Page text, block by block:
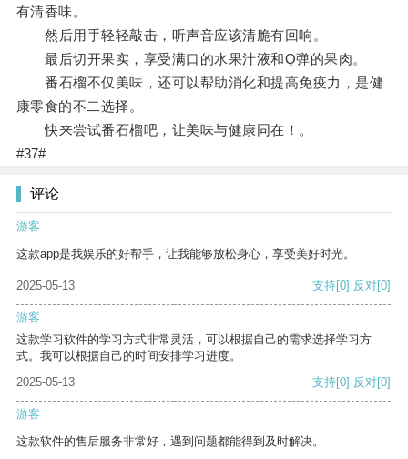
有清香味。
然后用手轻轻敲击，听声音应该清脆有回响。
最后切开果实，享受满口的水果汁液和Q弹的果肉。
番石榴不仅美味，还可以帮助消化和提高免疫力，是健
康零食的不二选择。
快来尝试番石榴吧，让美味与健康同在！。
#37#
评论
游客
这款app是我娱乐的好帮手，让我能够放松身心，享受美好时光。
2025-05-13 支持[0] 反对[0]
游客
这款学习软件的学习方式非常灵活，可以根据自己的需求选择学习方
式。我可以根据自己的时间安排学习进度。
2025-05-13
支持[0] 反对[0]
游客
这款软件的售后服务非常好，遇到问题都能得到及时解决。